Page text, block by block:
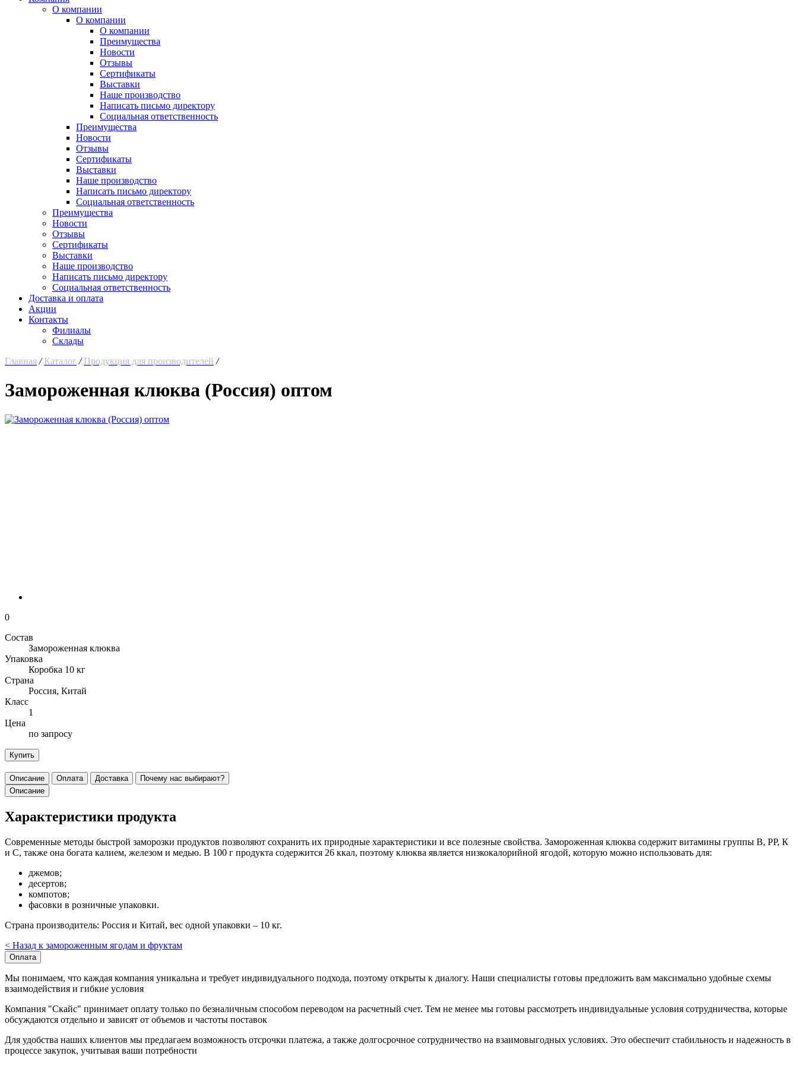
О компании
О компании
О компании
Преимущества
Новости
Отзывы
Сертификаты
Выставки
Наше производство
Написать письмо директору
Социальная ответственность
Преимущества
Новости
Отзывы
Сертификаты
Выставки
Наше производство
Написать письмо директору
Социальная ответственность
Преимущества
Новости
Отзывы
Сертификаты
Выставки
Наше производство
Написать письмо директору
Социальная ответственность
Доставка и оплата
Акции
Контакты
Филиалы
Склады
Главная / Каталог / Продукция для производителей /
Замороженная клюква (Россия) оптом
0
Состав
Замороженная клюква
Упаковка
Коробка 10 кг
Страна
Россия, Китай
Класс
1
Цена
по запросу
Купить
Описание Оплата Доставка
Почему нас выбирают?
Описание
Характеристики продукта
Современные методы быстрой заморозки продуктов позволяют сохранить их природные характеристики и все полезные свойства. Замороженная клюква содержит витамины группы В, РР, К
и С, также она богата калием, железом и медью. В 100 г продукта содержится 26 ккал, поэтому клюква является низкокалорийной ягодой, которую можно использовать для:
джемов;
десертов;
компотов;
фасовки в розничные упаковки.
Страна производитель: Россия и Китай, вес одной упаковки – 10 кг.
< Назад к замороженным ягодам и фруктам
Оплата
Мы понимаем, что каждая компания уникальна и требует индивидуального подхода, поэтому открыты к диалогу. Наши специалисты готовы предложить вам максимально удобные схемы
взаимодействия и гибкие условия
Компания "Скайс" принимает оплату только по безналичным способом переводом на расчетный счет. Тем не менее мы готовы рассмотреть индивидуальные условия сотрудничества, которые
обсуждаются отдельно и зависят от объемов и частоты поставок
Для удобства наших клиентов мы предлагаем возможность отсрочки платежа, а также долгосрочное сотрудничество на взаимовыгодных условиях. Это обеспечит стабильность и надежность в
процессе закупок, учитывая ваши потребности